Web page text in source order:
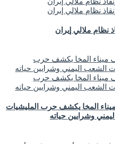
نظام ملالي إيران
المخا يكشف حرب المليشيات
وشرايين حياته